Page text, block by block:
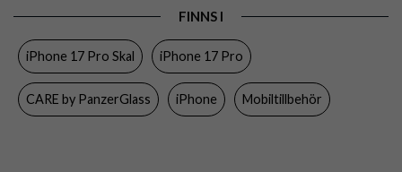
Trådlös laddning-kompatibel
Färg
Material Hårdplast (PC), Mjukplast (TPU)
Varumärke CARE by PanzerGlass
FINNS I
iPhone 17 Pro Skal iPhone 17 Pro
CARE by PanzerGlass iPhone Mobiltillbehör